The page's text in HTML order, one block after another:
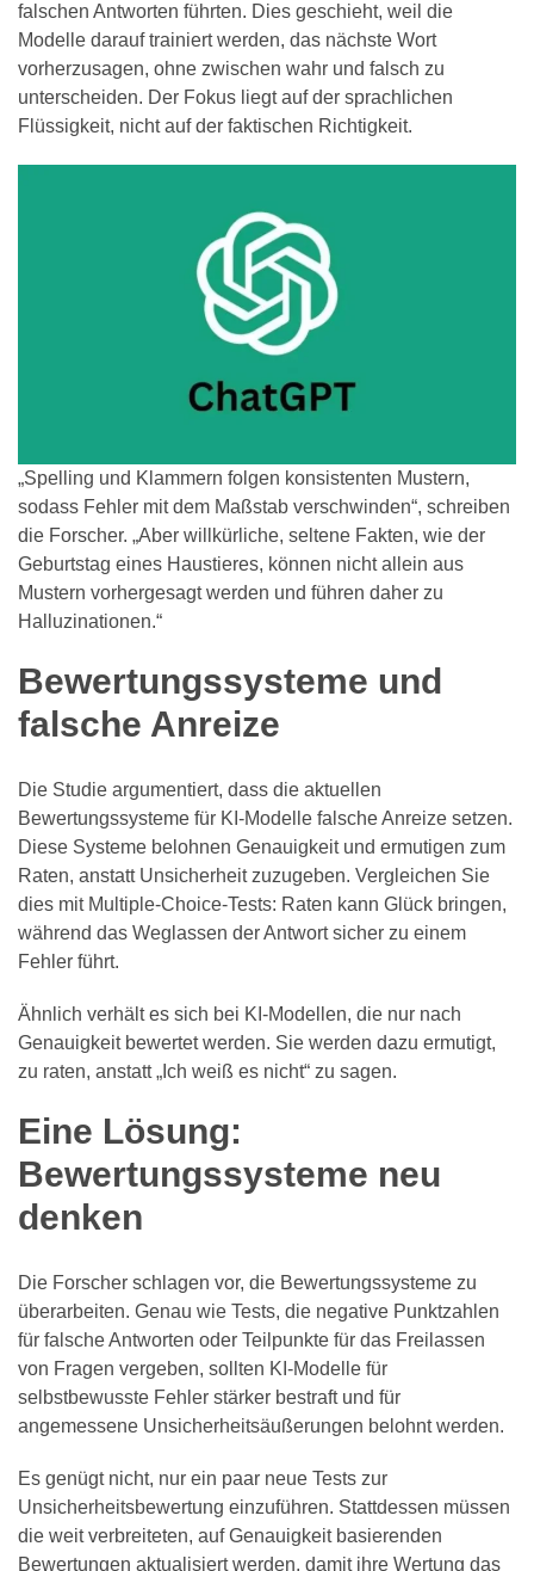
falschen Antworten führten. Dies geschieht, weil die
Modelle darauf trainiert werden, das nächste Wort
vorherzusagen, ohne zwischen wahr und falsch zu
unterscheiden. Der Fokus liegt auf der sprachlichen
Flüssigkeit, nicht auf der faktischen Richtigkeit.
„Spelling und Klammern folgen konsistenten Mustern,
sodass Fehler mit dem Maßstab verschwinden“, schreiben
die Forscher. „Aber willkürliche, seltene Fakten, wie der
Geburtstag eines Haustieres, können nicht allein aus
Mustern vorhergesagt werden und führen daher zu
Halluzinationen.“
Bewertungssysteme und
falsche Anreize
Die Studie argumentiert, dass die aktuellen
Bewertungssysteme für KI-Modelle falsche Anreize setzen.
Diese Systeme belohnen Genauigkeit und ermutigen zum
Raten, anstatt Unsicherheit zuzugeben. Vergleichen Sie
dies mit Multiple-Choice-Tests: Raten kann Glück bringen,
während das Weglassen der Antwort sicher zu einem
Fehler führt.
Ähnlich verhält es sich bei KI-Modellen, die nur nach
Genauigkeit bewertet werden. Sie werden dazu ermutigt,
zu raten, anstatt „Ich weiß es nicht“ zu sagen.
Eine Lösung:
Bewertungssysteme neu
denken
Die Forscher schlagen vor, die Bewertungssysteme zu
überarbeiten. Genau wie Tests, die negative Punktzahlen
für falsche Antworten oder Teilpunkte für das Freilassen
von Fragen vergeben, sollten KI-Modelle für
selbstbewusste Fehler stärker bestraft und für
angemessene Unsicherheitsäußerungen belohnt werden.
Es genügt nicht, nur ein paar neue Tests zur
Unsicherheitsbewertung einzuführen. Stattdessen müssen
die weit verbreiteten, auf Genauigkeit basierenden
Bewertungen aktualisiert werden, damit ihre Wertung das